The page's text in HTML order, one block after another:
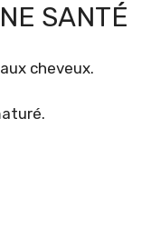
SANTÉ
cheveux.